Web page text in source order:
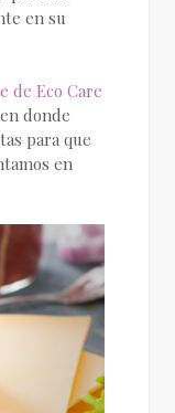
en su
de Eco Care
donde
para que
en